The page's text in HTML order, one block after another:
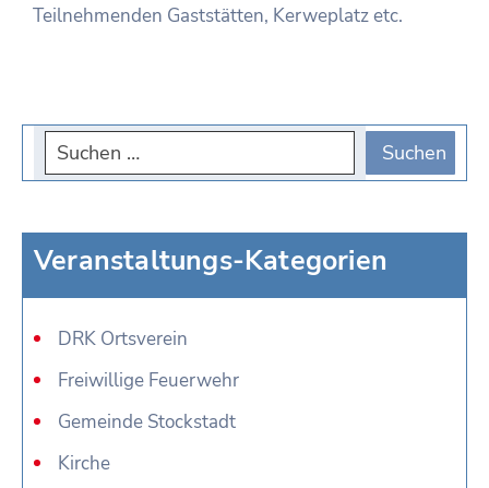
Teilnehmenden Gaststätten, Kerweplatz etc.
Veranstaltungs-Kategorien
DRK Ortsverein
Freiwillige Feuerwehr
Gemeinde Stockstadt
Kirche